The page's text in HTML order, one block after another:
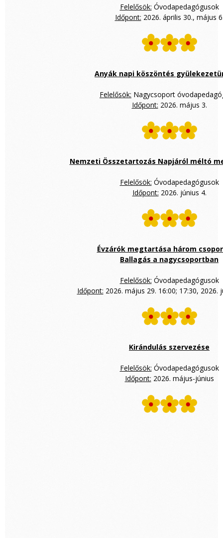
Felelősök: Óvodapedagógusok
Időpont: 2026. április 30., május
Anyák napi köszöntés
Felelősök: Nagycsoport
Időpont: 2026. május 3.
Nemzeti Összetartozás Napjáról méltó
Felelősök: Óvodapedagógusok
Időpont: 2026. június 4.
Évzárók megtartása három
Ballagás a nagycsoportban
Felelősök: Óvodapedagógusok
Időpont: 2026. május 29. 16:00; 17:30, 2026.
Kirándulás szervezése
Felelősök: Óvodapedagógusok
Időpont: 2026. május-június